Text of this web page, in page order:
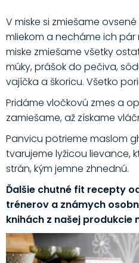
V miske si zmiešame
mliekom a necháme ich
miske zmiešame všetky
múky, prášok do pečiva,
vajíčka a škoricu. Všetko
Pridáme vločkovú zmes a
zamiešame, až získame
Panvicu potrieme maslom
tvarujeme lyžicou lievance,
strán, kým jemne zhnednú.
Ďalšie chutné fit recepty
trénerov a známych
knihách z našej produkcie